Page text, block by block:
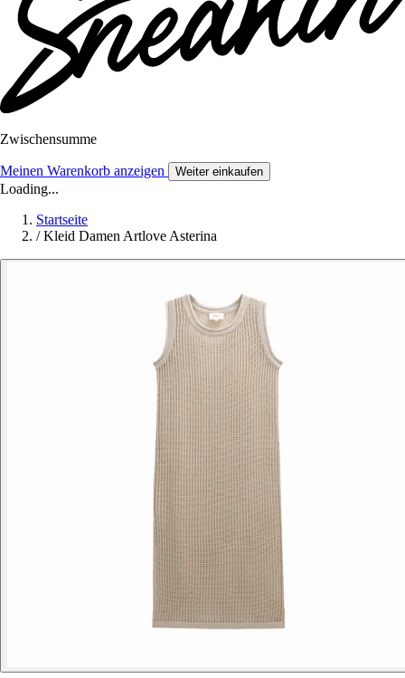
Zwischensumme
Meinen Warenkorb anzeigen Weiter einkaufen
Loading...
Startseite
/ Kleid Damen Artlove Asterina